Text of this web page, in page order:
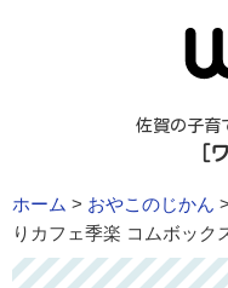
佐賀の子育
［
ホーム > おやこのじかん >
りカフェ季楽 コムボック